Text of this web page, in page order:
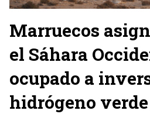
Marruecos
el Sáhara
ocupado a
hidrógeno verde